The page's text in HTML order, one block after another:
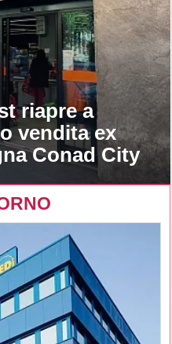
riapre a
vendita ex
Conad City